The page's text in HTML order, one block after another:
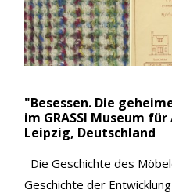
"Besessen. Die
im GRASSI Museum
Leipzig, Deutschland
Die Geschichte des
Geschichte der